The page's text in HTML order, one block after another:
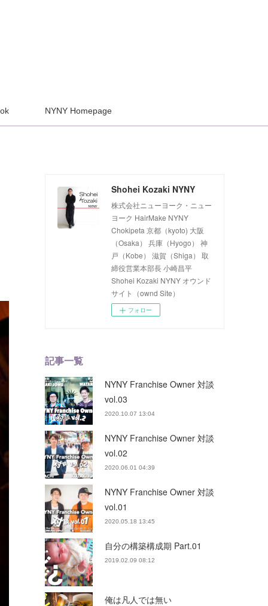
NYNY Homepage
Shohei Kozaki NYNY
株式会社ニューヨーク・ニュー
ヨーク HairMake NYNY
Chokipeta 京都（kyoto) 大阪
（Osaka） 兵庫（Hyogo） 神
戸（Kobe） 滋賀（Shiga） 取
締役営業本部長 小崎昌平
Shohei Kozaki NYNY オウンド
サイト（ownd Site）
フォロー
記事一覧
NYNY Franchise Owner 対談
vol.03
2020.10.07 13:04
NYNY Franchise Owner 対談
vol.02
2020.06.01 04:39
NYNY Franchise Owner 対談
vol.01
2020.05.18 13:45
自分の構築構成期 Part.01
2019.02.09 08:12
俺は凡人では無い